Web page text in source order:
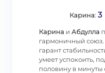
Карина: 3
Карина и Абдулла
гармоничный союз.
гарант
умеет успокоить,
половину в минуты